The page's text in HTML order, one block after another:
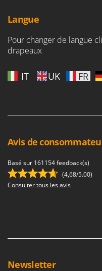
Langue
Pour changer de langue
drapeaux
IT UK FR
Avis de
Basé sur 161154 feedback(s)
(4,68/5.00)
Consulter tous les avis
Newsletter